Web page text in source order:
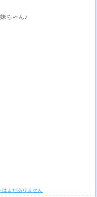
ちゃん♪
はまだありません